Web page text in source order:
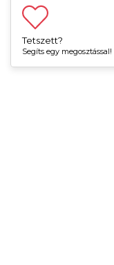
Tetszett?
Segíts egy megosztással!